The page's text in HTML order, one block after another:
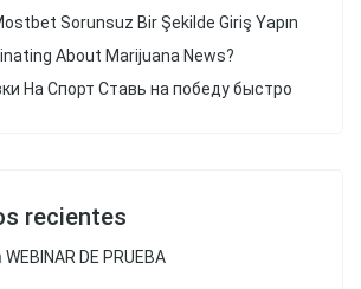
Sorunsuz Bir Şekilde Giriş Yapın
About Marijuana News?
На Спорт Ставь на победу быстро
recientes
WEBINAR DE PRUEBA